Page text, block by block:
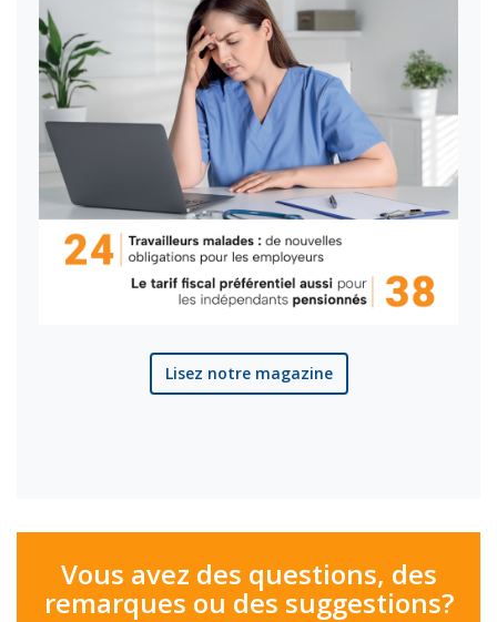
Lisez notre magazine
Vous avez des questions, des
remarques ou des suggestions?